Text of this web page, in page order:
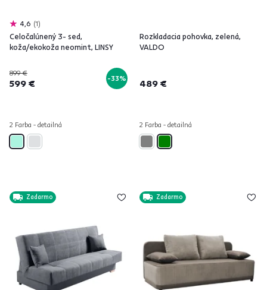
4,6 1
Celočalúnený 3- sed,
koža/ekokoža neomint, LINSY
899 €
599 € -33%
2 Farba - detailná
Rozkladacia pohovka, zelená,
VALDO
489 €
2 Farba - detailná
Zadarmo Zadarmo